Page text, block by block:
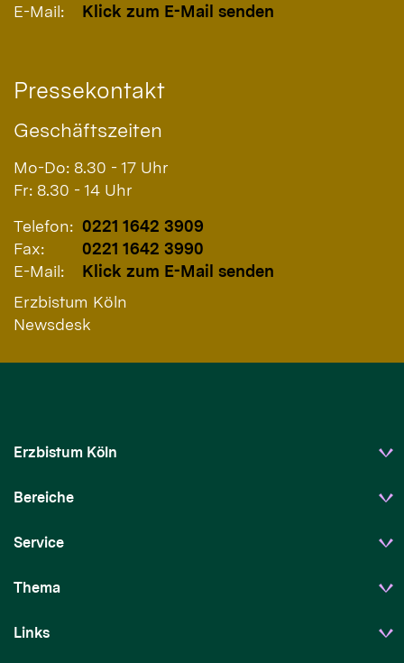
E-Mail:
Klick zum E-Mail senden
Pressekontakt
Geschäftszeiten
Mo-Do: 8.30 - 17 Uhr
Fr: 8.30 - 14 Uhr
Telefon: 0221 1642 3909
Fax:
0221 1642 3990
E-Mail:
Klick zum E-Mail senden
Erzbistum Köln
Newsdesk
Erzbistum Köln
Bereiche
Service
Thema
Links